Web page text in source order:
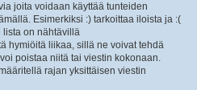
joita voidaan käyttää tunteiden
Esimerkiksi :) tarkoittaa iloista ja :(
lista on nähtävillä
hymiöitä liikaa, sillä ne voivat tehdä
poistaa niitä tai viestin kokonaan.
rajan yksittäisen viestin